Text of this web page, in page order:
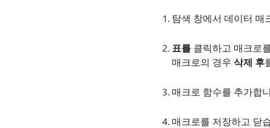
탐색 창에서 데이터 매
표를클릭하고 매크로
매크로의 경우 삭제 후
매크로 함수를 추가합
매크로를 저장하고 닫